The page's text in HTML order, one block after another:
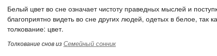
Белый цвет во сне означает чистоту праведных мыслей и
благоприятно видеть во сне других людей, одетых в белое, так
толкование: цвет.
Толкование снов изСемейный сонник